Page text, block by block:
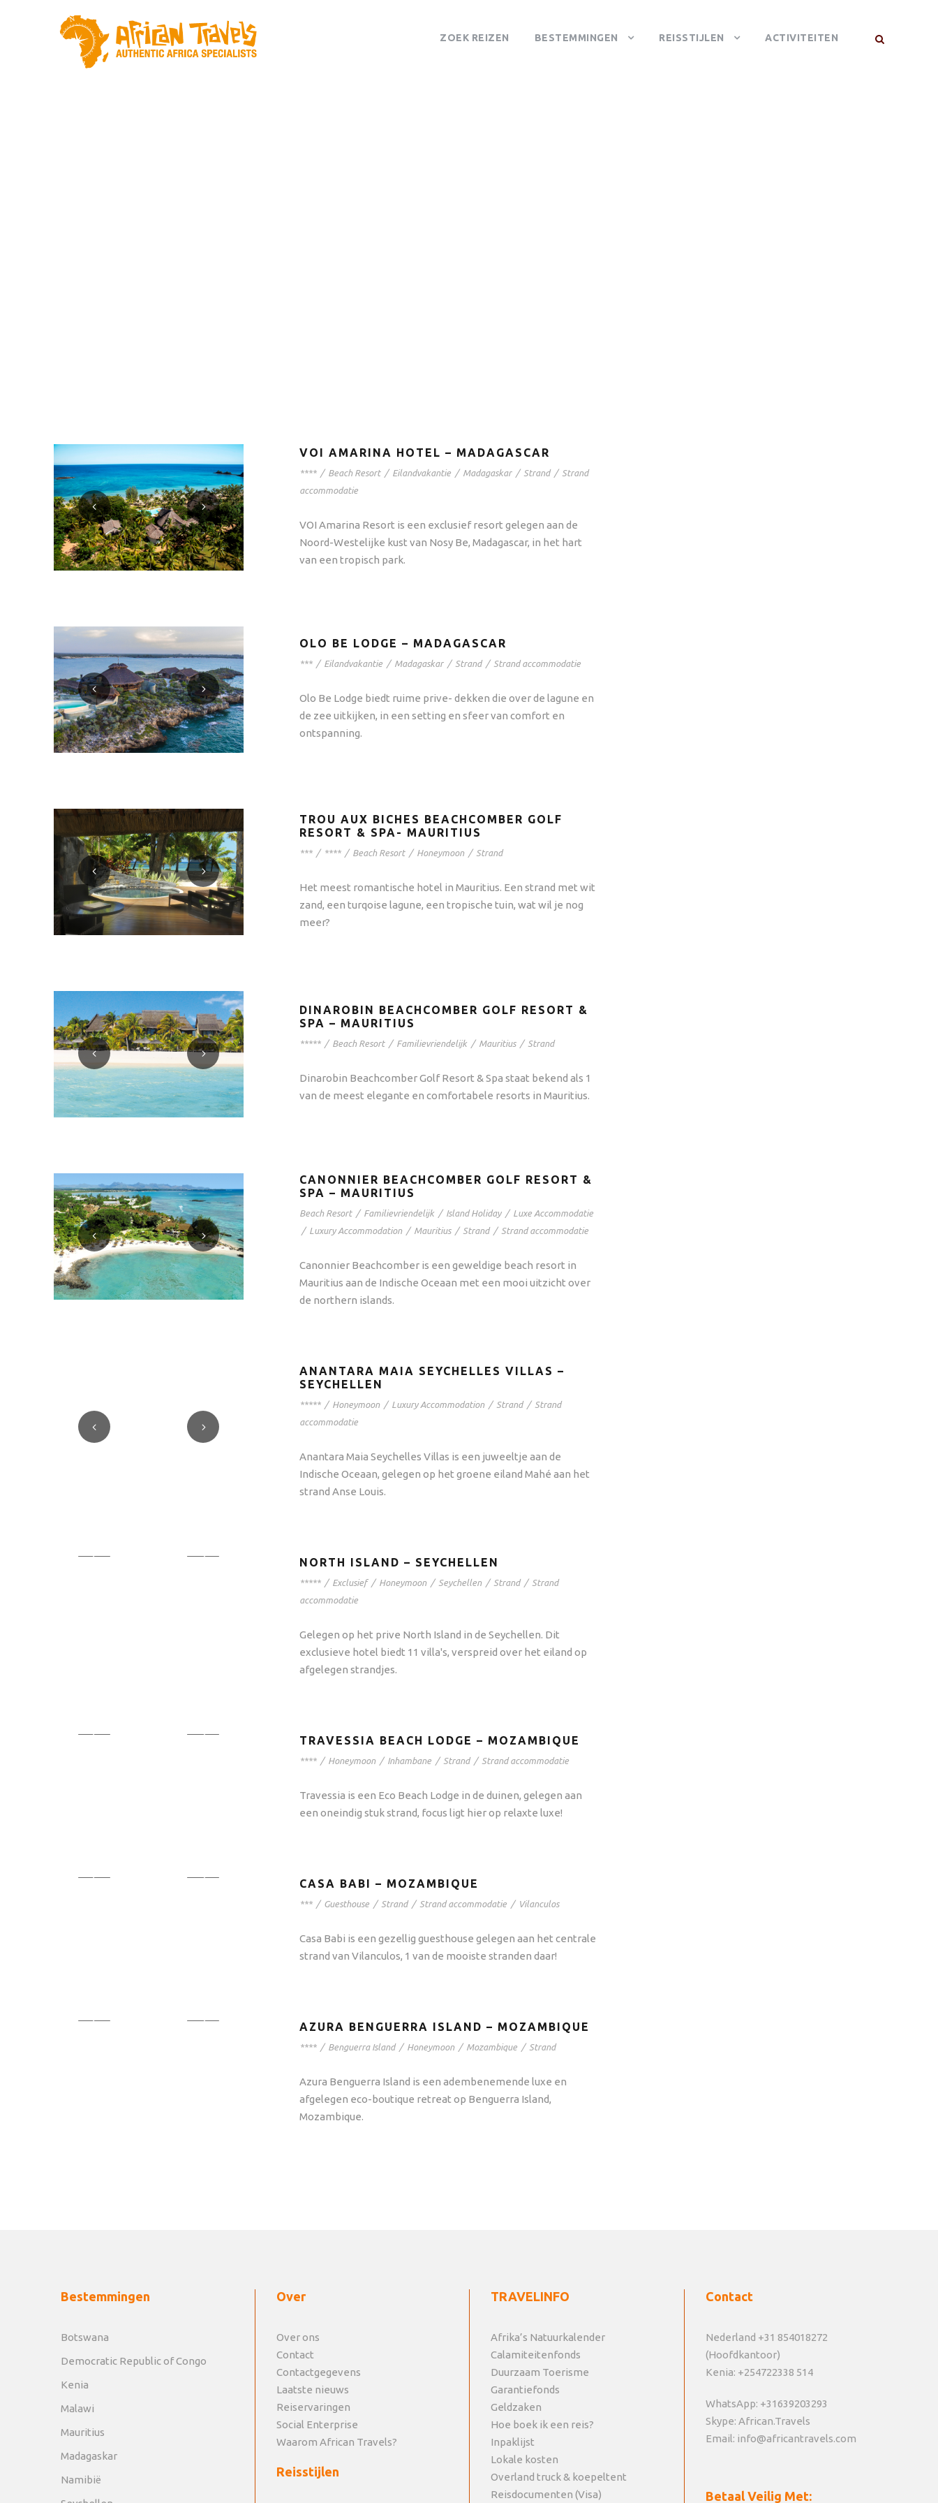
ZOEK REIZEN BESTEMMINGEN REISSTIJLEN ACTIVITEITEN
VOI AMARINA HOTEL – MADAGASCAR
**** / Beach Resort / Eilandvakantie / Madagaskar / Strand / Strand
accommodatie
VOI Amarina Resort is een exclusief resort gelegen aan de
Noord-Westelijke kust van Nosy Be, Madagascar, in het hart
van een tropisch park.
OLO BE LODGE – MADAGASCAR
*** / Eilandvakantie / Madagaskar / Strand / Strand accommodatie
Olo Be Lodge biedt ruime prive- dekken die over de lagune en
de zee uitkijken, in een setting en sfeer van comfort en
ontspanning.
TROU AUX BICHES BEACHCOMBER GOLF
RESORT & SPA- MAURITIUS
*** / **** / Beach Resort / Honeymoon / Strand
Het meest romantische hotel in Mauritius. Een strand met wit
zand, een turqoise lagune, een tropische tuin, wat wil je nog
meer?
DINAROBIN BEACHCOMBER GOLF RESORT &
SPA – MAURITIUS
***** / Beach Resort / Familievriendelijk / Mauritius / Strand
Dinarobin Beachcomber Golf Resort & Spa staat bekend als 1
van de meest elegante en comfortabele resorts in Mauritius.
CANONNIER BEACHCOMBER GOLF RESORT &
SPA – MAURITIUS
Beach Resort / Familievriendelijk / Island Holiday / Luxe Accommodatie
/ Luxury Accommodation / Mauritius / Strand / Strand accommodatie
Canonnier Beachcomber is een geweldige beach resort in
Mauritius aan de Indische Oceaan met een mooi uitzicht over
de northern islands.
ANANTARA MAIA SEYCHELLES VILLAS –
SEYCHELLEN
***** / Honeymoon / Luxury Accommodation / Strand / Strand
accommodatie
Anantara Maia Seychelles Villas is een juweeltje aan de
Indische Oceaan, gelegen op het groene eiland Mahé aan het
strand Anse Louis.
NORTH ISLAND – SEYCHELLEN
***** / Exclusief / Honeymoon / Seychellen / Strand / Strand
accommodatie
Gelegen op het prive North Island in de Seychellen. Dit
exclusieve hotel biedt 11 villa's, verspreid over het eiland op
afgelegen strandjes.
TRAVESSIA BEACH LODGE – MOZAMBIQUE
**** / Honeymoon / Inhambane / Strand / Strand accommodatie
Travessia is een Eco Beach Lodge in de duinen, gelegen aan
een oneindig stuk strand, focus ligt hier op relaxte luxe!
CASA BABI – MOZAMBIQUE
*** / Guesthouse / Strand / Strand accommodatie / Vilanculos
Casa Babi is een gezellig guesthouse gelegen aan het centrale
strand van Vilanculos, 1 van de mooiste stranden daar!
AZURA BENGUERRA ISLAND – MOZAMBIQUE
**** / Benguerra Island / Honeymoon / Mozambique / Strand
Azura Benguerra Island is een adembenemende luxe en
afgelegen eco-boutique retreat op Benguerra Island,
Mozambique.
Bestemmingen
Botswana
Democratic Republic of Congo
Kenia
Malawi
Mauritius
Madagaskar
Namibië
Over
Over ons
Contact
Contactgegevens
Laatste nieuws
Reiservaringen
Social Enterprise
Waarom African Travels?
Reisstijlen
TRAVELINFO
Afrika’s Natuurkalender
Calamiteitenfonds
Duurzaam Toerisme
Garantiefonds
Geldzaken
Hoe boek ik een reis?
Inpaklijst
Lokale kosten
Overland truck & koepeltent
Reisdocumenten (Visa)
Contact
Nederland +31 854018272
(Hoofdkantoor)
Kenia: +254722338 514
WhatsApp: +31639203293
Skype: African.Travels
Email: info@africantravels.com
Betaal Veilig Met: